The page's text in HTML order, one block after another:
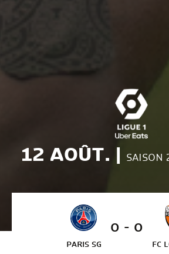
12 AOÛT. | SAISON
PARIS SG
0 - 0
FC